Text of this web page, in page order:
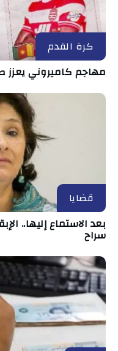
كرة القدم
مهاجم كاميروني يعزز
قضايا
بعد الاستماع إليها..
سراح